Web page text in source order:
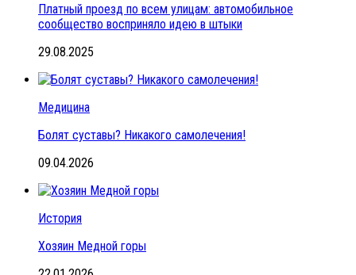
Платный проезд по всем улицам: автомобильное
сообщество восприняло идею в штыки
29.08.2025
Медицина
Болят суставы? Никакого самолечения!
09.04.2026
История
Хозяин Медной горы